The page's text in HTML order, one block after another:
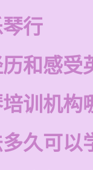
行
和感受
训机构
久可以